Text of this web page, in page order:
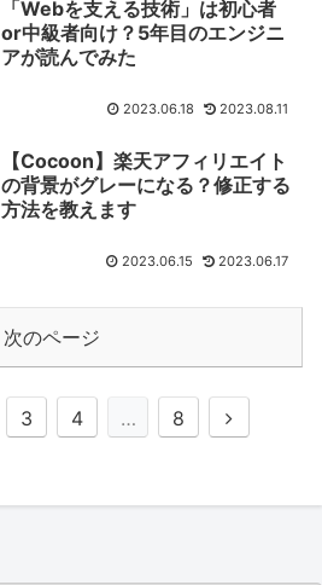
「Webを支える技術」は初心者
or中級者向け？5年目のエンジニ
アが読んでみた
2023.06.18 2023.08.11
【Cocoon】楽天アフィリエイト
の背景がグレーになる？修正する
方法を教えます
2023.06.15 2023.06.17
次のページ
3 4 … 8
次